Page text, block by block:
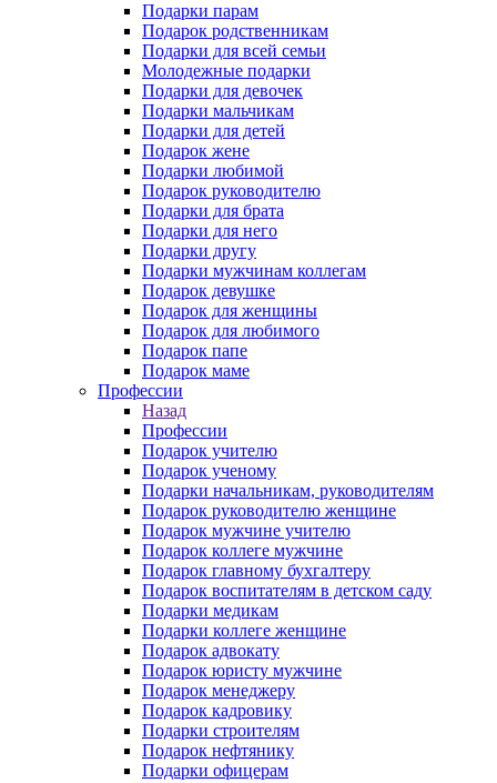
Подарки парам
Подарок родственникам
Подарки для всей семьи
Молодежные подарки
Подарки для девочек
Подарки мальчикам
Подарки для детей
Подарок жене
Подарки любимой
Подарок руководителю
Подарки для брата
Подарки для него
Подарки другу
Подарки мужчинам коллегам
Подарок девушке
Подарок для женщины
Подарок для любимого
Подарок папе
Подарок маме
Профессии
Назад
Профессии
Подарок учителю
Подарок ученому
Подарки начальникам, руководителям
Подарок руководителю женщине
Подарок мужчине учителю
Подарок коллеге мужчине
Подарок главному бухгалтеру
Подарок воспитателям в детском саду
Подарки медикам
Подарки коллеге женщине
Подарок адвокату
Подарок юристу мужчине
Подарок менеджеру
Подарок кадровику
Подарки строителям
Подарок нефтянику
Подарки офицерам